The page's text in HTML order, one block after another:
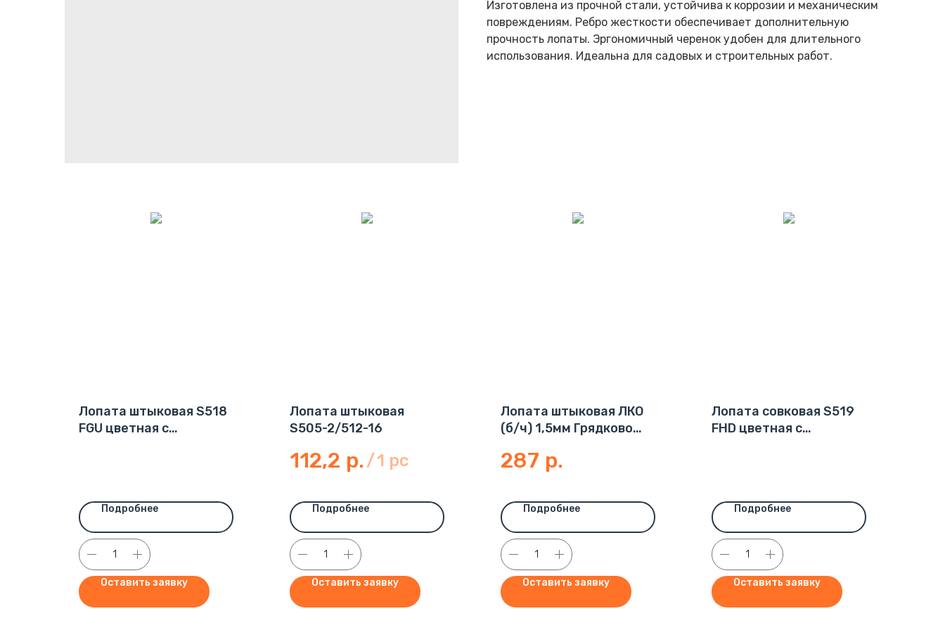
Изготовлена из прочной стали, устойчива к коррозии и механическим
повреждениям. Ребро жесткости обеспечивает дополнительную
прочность лопаты. Эргономичный черенок удобен для длительного
использования. Идеальна для садовых и строительных работ.
Лопата штыковая S518
FGU цветная с
Подробнее
Оставить заявку
Лопата штыковая
S505-2/512-16
112,2 р. /1 pc
Подробнее
Оставить заявку
Лопата штыковая ЛКО
(б/ч) 1,5мм Грядково
287 р.
Подробнее
Оставить заявку
Лопата совковая S519
FHD цветная с
Подробнее
Оставить заявку